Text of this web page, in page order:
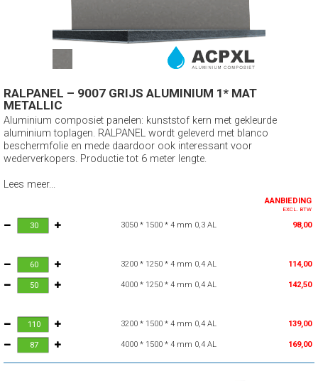
RALPANEL – 9007 GRIJS ALUMINIUM 1* MAT
METALLIC
Aluminium composiet panelen: kunststof kern met gekleurde
aluminium toplagen. RALPANEL wordt geleverd met blanco
beschermfolie en mede daardoor ook interessant voor
wederverkopers. Productie tot 6 meter lengte.
Lees meer...
AANBIEDING
EXCL. BTW
3050 * 1500 * 4 mm 0,3 AL 98,00
3200 * 1250 * 4 mm 0,4 AL 114,00
4000 * 1250 * 4 mm 0,4 AL 142,50
3200 * 1500 * 4 mm 0,4 AL 139,00
4000 * 1500 * 4 mm 0,4 AL 169,00